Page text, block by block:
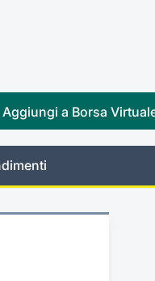
Aggiungi a Borsa